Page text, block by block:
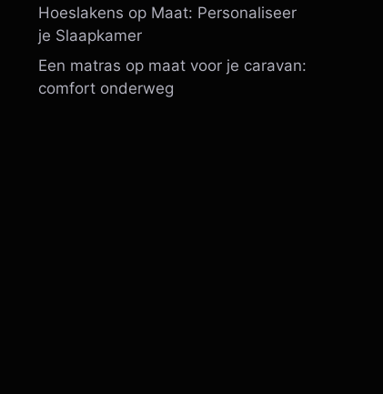
Hoeslakens op Maat: Personaliseer
je Slaapkamer
Een matras op maat voor je caravan:
comfort onderweg